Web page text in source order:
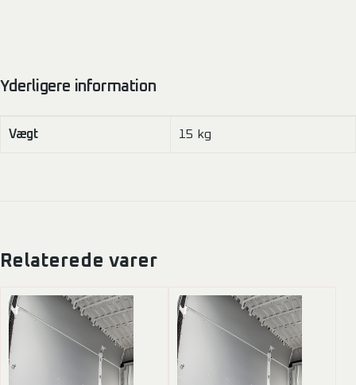
Yderligere information
Vægt 15 kg
Relaterede varer